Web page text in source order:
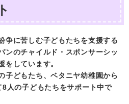
争に苦しむ子どもたちを支援する
ンのチャイルド・スポンサーシッ
をしています。
子どもたち、ベタニヤ幼稚園から
人の子どもたちをサポート中で